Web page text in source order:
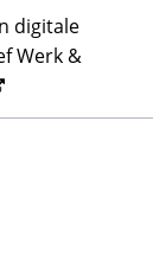
digitale
Werk &